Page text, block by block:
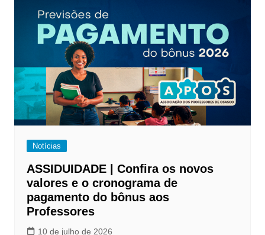
Notícias
ASSIDUIDADE | Confira os novos
valores e o cronograma de
pagamento do bônus aos
Professores
10 de julho de 2026